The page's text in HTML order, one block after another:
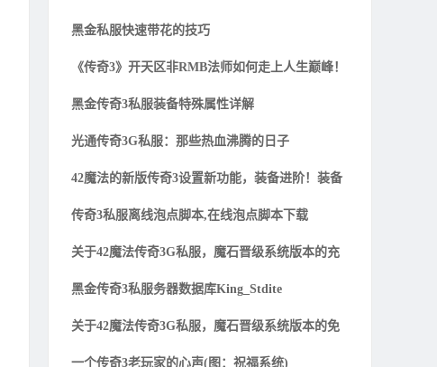
黑金私服快速带花的技巧
《传奇3》开天区非RMB法师如何走上人生巅峰！
黑金传奇3私服装备特殊属性详解
光通传奇3G私服：那些热血沸腾的日子
42魔法的新版传奇3设置新功能，装备进阶！装备
传奇3私服离线泡点脚本,在线泡点脚本下载
关于42魔法传奇3G私服，魔石晋级系统版本的充
黑金传奇3私服务器数据库King_Stdite
关于42魔法传奇3G私服，魔石晋级系统版本的免
一个传奇3老玩家的心声(图：祝福系统)